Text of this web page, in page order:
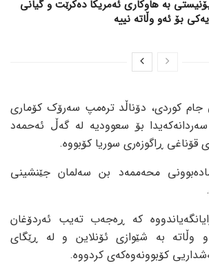
بە هاوکاری ئەمریکا دەکرێت و گیانی
بۆ ئەو وڵاتە نییە
جام کوردی، دۆناڵد ترەمپ سەرۆک کۆماری
بۆ سعوودیە لە گەڵ ئەحمەد
ڕاگوزەری سوریا کۆبووە.
محەممەد بن سەلمان جێنشینی
کە ڕەجەب تەیب ئەردۆغان
وڵاتە بە شێوازی ئۆنلاین و لە ڕێگای
کۆبوونەوەکەی کردووە.